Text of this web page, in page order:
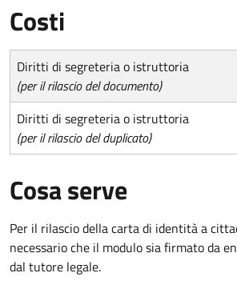
Costi
Diritti di segreteria o istruttoria
(per il rilascio del documento)
Diritti di segreteria o istruttoria
(per il rilascio del duplicato)
Cosa serve
Per il rilascio della carta di identità a
necessario che il modulo sia firmato da
dal tutore legale.